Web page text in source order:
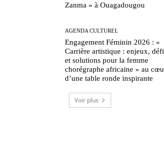
Zanma » à Ouagadougou
AGENDA CULTUREL
Engagement Féminin 2026 : «
Carrière artistique : enjeux,
et solutions pour la femme
chorégraphe africaine » au
d’une table ronde inspirante
Voir plus